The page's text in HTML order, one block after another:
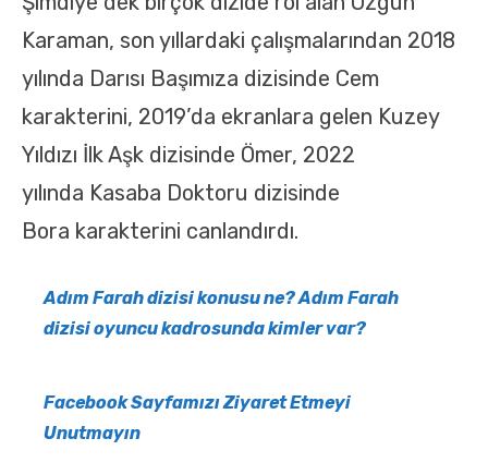
Karaman, son yıllardaki çalışmalarından 2018
yılında Darısı Başımıza dizisinde Cem
karakterini, 2019’da ekranlara gelen Kuzey
Yıldızı İlk Aşk dizisinde Ömer, 2022
yılında Kasaba Doktoru dizisinde
Bora karakterini canlandırdı.
Adım Farah dizisi konusu ne? Adım Farah
dizisi oyuncu kadrosunda kimler var?
Facebook Sayfamızı Ziyaret Etmeyi
Unutmayın